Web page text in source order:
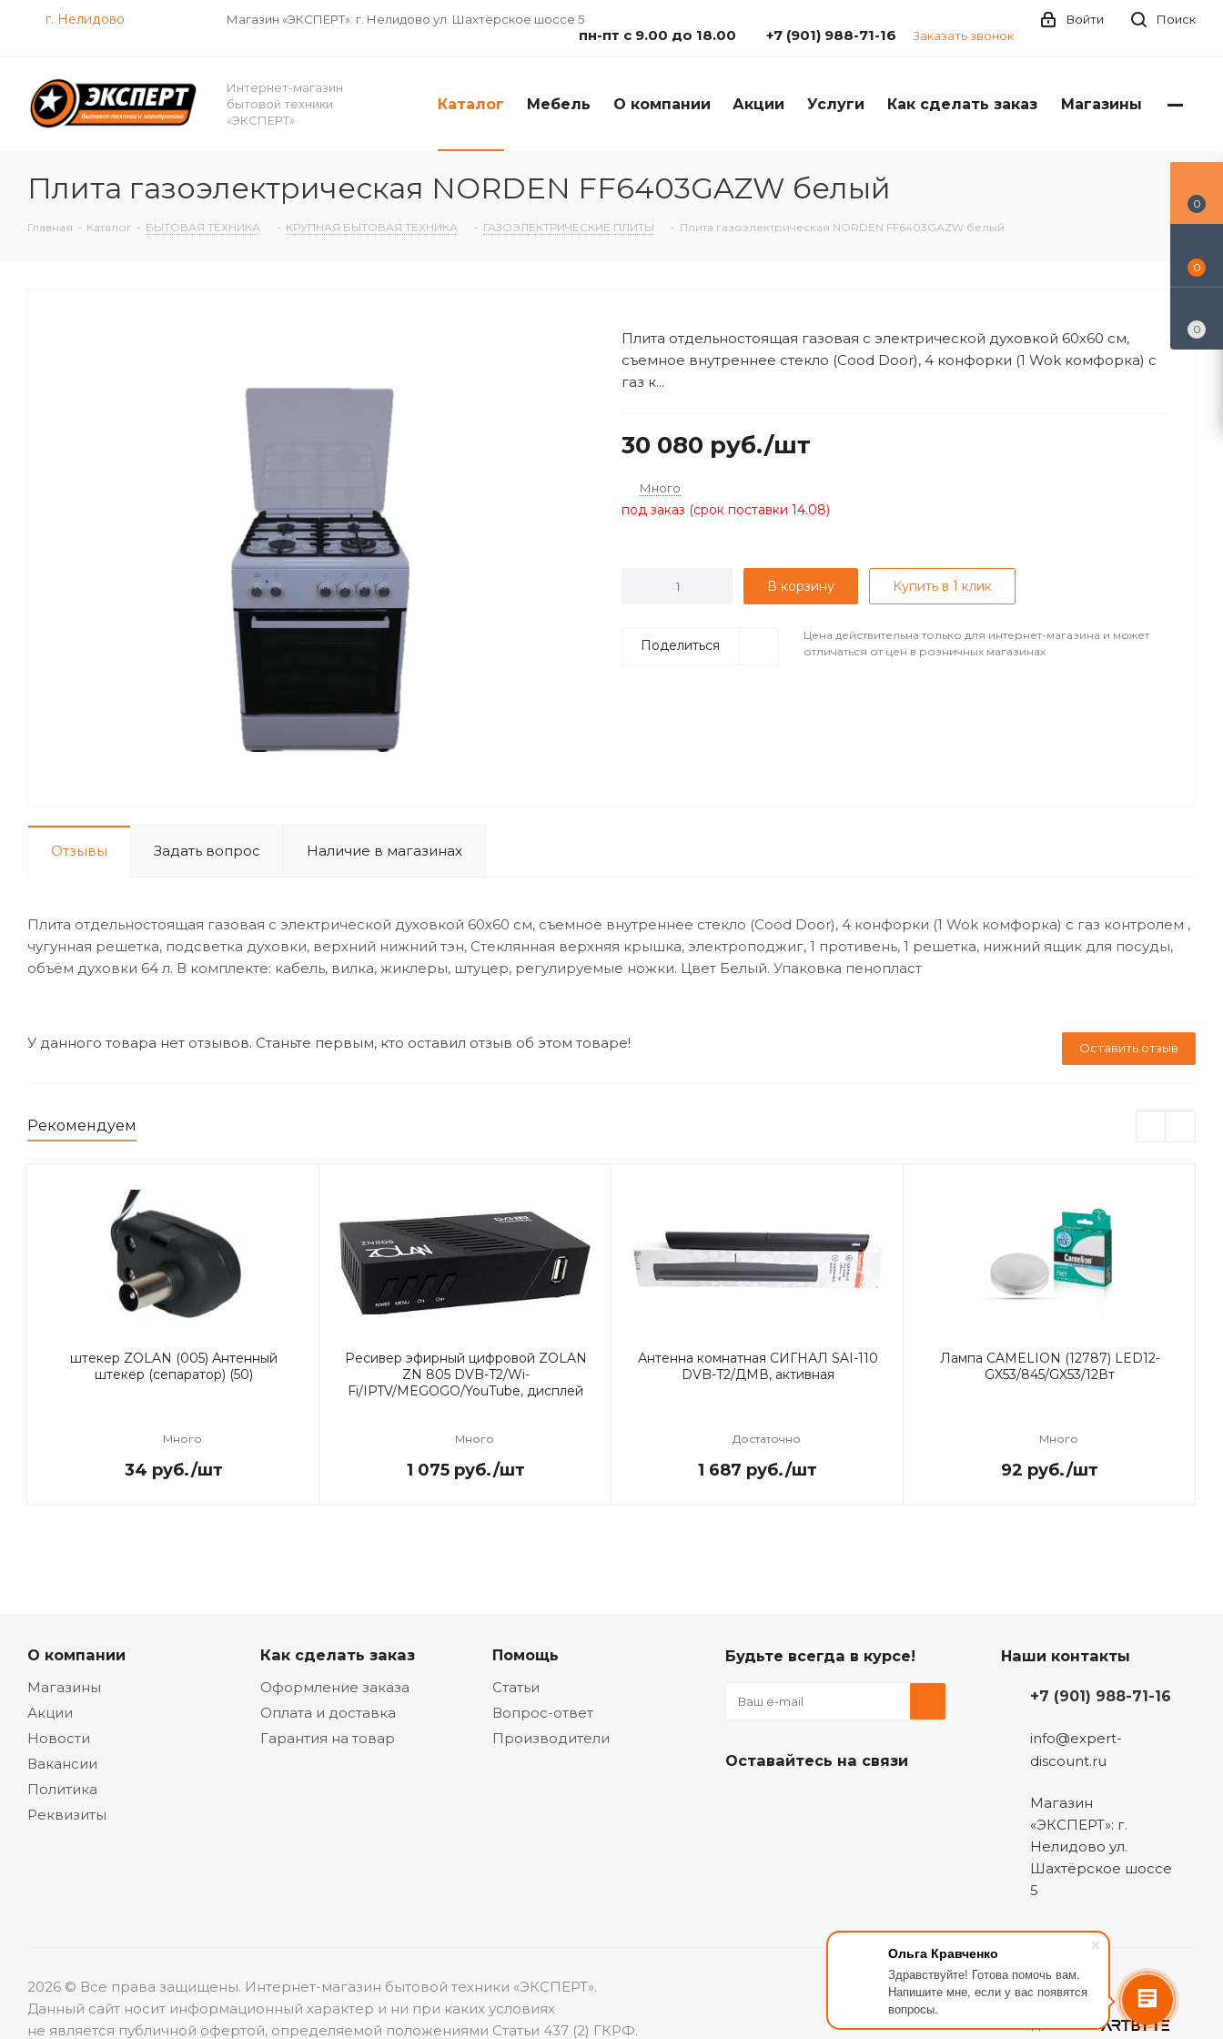
Ольга Кравченко
Здравствуйте! Готова помочь вам.
Напишите мне, если у вас появятся
вопросы.
г. Нелидово Магазин «ЭКСПЕРТ»: г. Нелидово ул. Шахтёрское шоссе 5 Поиск
Войти
пн-пт с 9.00 до 18.00 +7 (901) 988-71-16 Заказать звонок
Интернет-магазин
бытовой техники
«ЭКСПЕРТ»
Каталог Мебель О компании Акции Услуги Как сделать заказ Магазины
Плита газоэлектрическая NORDEN FF6403GAZW белый
Главная - Каталог - БЫТОВАЯ ТЕХНИКА - КРУПНАЯ БЫТОВАЯ ТЕХНИКА - ГАЗОЭЛЕКТРИЧЕСКИЕ ПЛИТЫ - Плита газоэлектрическая NORDEN FF6403GAZW белый
Плита отдельностоящая газовая с электрической духовкой 60х60 см,
съемное внутреннее стекло (Cood Door), 4 конфорки (1 Wok комфорка) с
газ к...
30 080 руб./шт
Много
под заказ (срок поставки 14.08)
В корзину Купить в 1 клик
Поделиться
Цена действительна только для интернет-магазина и может
отличаться от цен в розничных магазинах
Отзывы Задать вопрос Наличие в магазинах
Плита отдельностоящая газовая с электрической духовкой 60х60 см, съемное внутреннее стекло (Cood Door), 4 конфорки (1 Wok комфорка) с газ контролем ,
чугунная решетка, подсветка духовки, верхний нижний тэн, Стеклянная верхняя крышка, электроподжиг, 1 противень, 1 решетка, нижний ящик для посуды,
объём духовки 64 л. В комплекте: кабель, вилка, жиклеры, штуцер, регулируемые ножки. Цвет Белый. Упаковка пенопласт
Оставить отзыв
У данного товара нет отзывов. Станьте первым, кто оставил отзыв об этом товаре!
Рекомендуем
штекер ZOLAN (005) Антенный
штекер (сепаратор) (50)
Много
34 руб./шт
Ресивер эфирный цифровой ZOLAN
ZN 805 DVB-T2/Wi-
Fi/IPTV/MEGOGO/YouTube, дисплей
Много
1 075руб./шт
Антенна комнатная СИГНАЛ SAI-110
DVB-T2/ДМВ, активная
Достаточно
1 687 руб./шт
Лампа CAMELION (12787) LED12-
GX53/845/GX53/12Вт
Много
92 руб./шт
О компании
Магазины
Акции
Новости
Вакансии
Политика
Реквизиты
Как сделать заказ
Оформление заказа
Оплата и доставка
Гарантия на товар
Помощь
Статьи
Вопрос-ответ
Производители
Будьте всегда в курсе!
Оставайтесь на связи
Наши контакты
+7 (901) 988-71-16
info@expert-
discount.ru
Магазин
«ЭКСПЕРТ»: г.
Нелидово ул.
Шахтёрское шоссе
5
2026 © Все права защищены. Интернет-магазин бытовой техники «ЭКСПЕРТ».
Данный сайт носит информационный характер и ни при каких условиях
не является публичной офертой, определяемой положениями Статьи 437 (2) ГКРФ.
Сделано в
0
0
0